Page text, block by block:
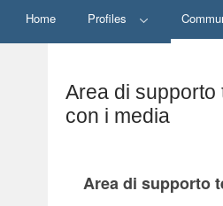
Home Profiles
Area di
con i media
Area di supporto